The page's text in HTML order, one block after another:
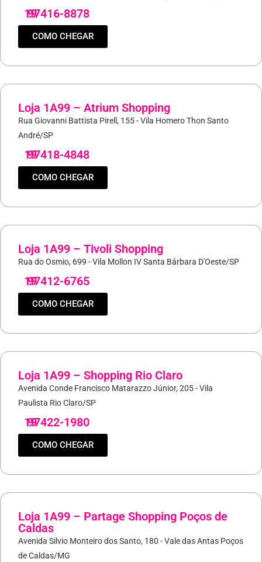
19
97416-8878
COMO CHEGAR
Loja 1A99 – Atrium Shopping
Rua Giovanni Battista Pirell, 155 - Vila Homero Thon Santo
André/SP
19
97418-4848
COMO CHEGAR
Loja 1A99 – Tivoli Shopping
Rua do Osmio, 699 - Vila Mollon IV Santa Bárbara D'Oeste/SP
19
97412-6765
COMO CHEGAR
Loja 1A99 – Shopping Rio Claro
Avenida Conde Francisco Matarazzo Júnior, 205 - Vila
Paulista Rio Claro/SP
19
97422-1980
COMO CHEGAR
Loja 1A99 – Partage Shopping Poços de
Caldas
Avenida Silvio Monteiro dos Santo, 180 - Vale das Antas Poços
de Caldas/MG